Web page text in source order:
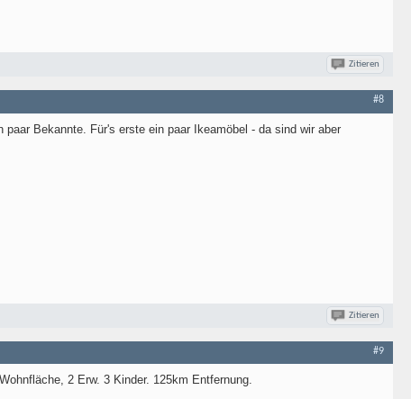
Zitieren
#8
Bekannte. Für's erste ein paar Ikeamöbel - da sind wir aber
Zitieren
#9
2 Erw. 3 Kinder. 125km Entfernung.